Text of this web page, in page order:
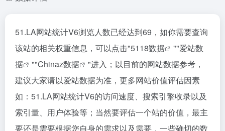
51.LA网站统计V6浏览人数已经达到69，如你需要查询
该站的相关权重信息，可以点击"5118数据 ""爱站数
据
""Chinaz数据
"进入；以目前的网站数据参考，
建议大家请以爱站数据为准，更多网站价值评估因素
如：51.LA网站统计V6的访问速度、搜索引擎收录以及
索引量、用户体验等；当然要评估一个站的价值，最主
要还是需要根据您自身的需求以及需要，一些确切的数